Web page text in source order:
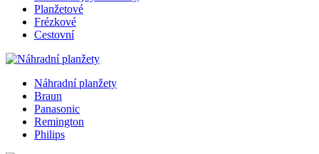
Planžetové
Frézkové
Cestovní
Náhradní planžety
Braun
Panasonic
Remington
Philips